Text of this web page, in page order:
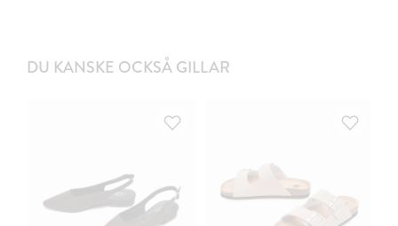
DU KANSKE OCKSÅ GILLAR